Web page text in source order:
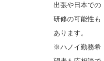
出張や日本での
研修の可能性も
あります。
※ハノイ勤務希